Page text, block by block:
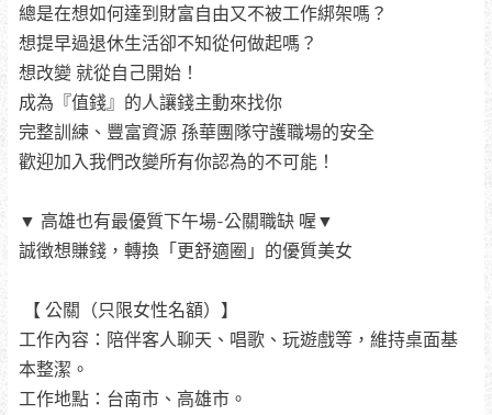
總是在想如何達到財富自由又不被工作綁架嗎？
想提早過退休生活卻不知從何做起嗎？
想改變 就從自己開始！
成為『值錢』的人讓錢主動來找你
完整訓練、豐富資源 孫華團隊守護職場的安全
歡迎加入我們改變所有你認為的不可能！
▼ 高雄也有最優質下午場-公關職缺 喔▼
誠徴想賺錢，轉換「更舒適圈」的優質美女
【 公關（只限女性名額）】
工作內容：陪伴客人聊天、唱歌、玩遊戲等，維持桌面基
本整潔。
工作地點：台南市、高雄市。